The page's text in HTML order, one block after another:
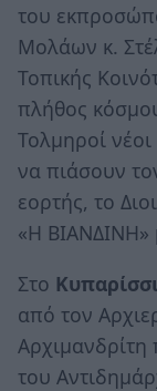
του
Μολάων κ.
Τοπικής
πλήθος
Τολμηροί
να πιάσουν
εορτής, το
«Η ΒΙΑΝΔΙΝΗ»
Στο
από τον
του